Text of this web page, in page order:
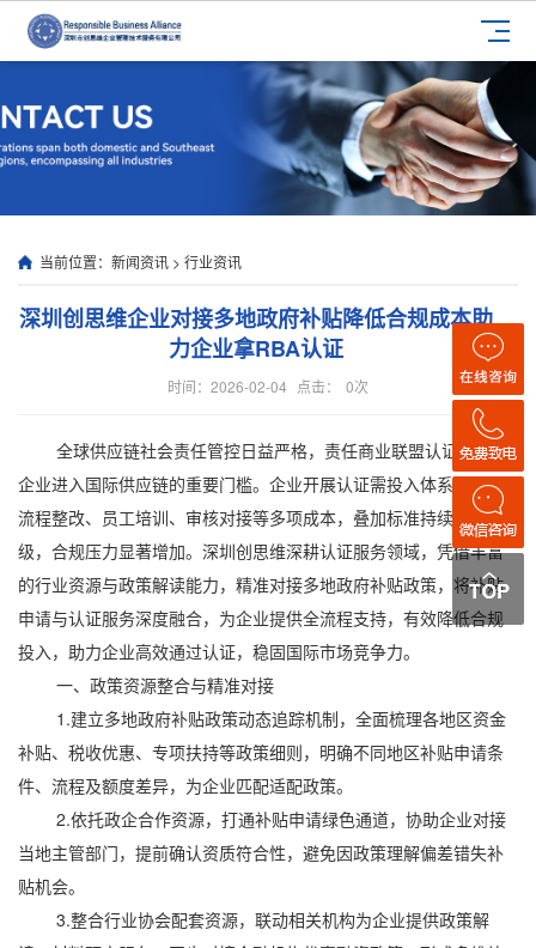
当前位置： 新闻资讯 > 行业资讯
深圳创思维企业对接多地政府补贴降低合规成本助
力企业拿RBA认证
时间：2026-02-04 点击： 0次
全球供应链社会责任管控日益严格，责任商业联盟认证已成为
企业进入国际供应链的重要门槛。企业开展认证需投入体系搭建、
流程整改、员工培训、审核对接等多项成本，叠加标准持续迭代升
级，合规压力显著增加。深圳创思维深耕认证服务领域，凭借丰富
的行业资源与政策解读能力，精准对接多地政府补贴政策，将补贴
申请与认证服务深度融合，为企业提供全流程支持，有效降低合规
投入，助力企业高效通过认证，稳固国际市场竞争力。
一、政策资源整合与精准对接
1.建立多地政府补贴政策动态追踪机制，全面梳理各地区资金
补贴、税收优惠、专项扶持等政策细则，明确不同地区补贴申请条
件、流程及额度差异，为企业匹配适配政策。
2.依托政企合作资源，打通补贴申请绿色通道，协助企业对接
当地主管部门，提前确认资质符合性，避免因政策理解偏差错失补
贴机会。
3.整合行业协会配套资源，联动相关机构为企业提供政策解